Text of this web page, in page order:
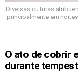
Diversas culturas
principalmente em
O ato de cobrir
durante